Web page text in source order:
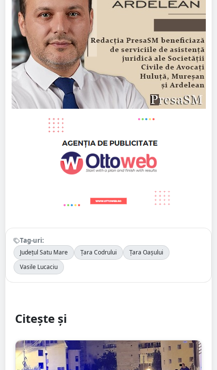
Tag-uri:
Județul Satu Mare Țara Codrului
Țara Oașului
Vasile Lucaciu
Citește și